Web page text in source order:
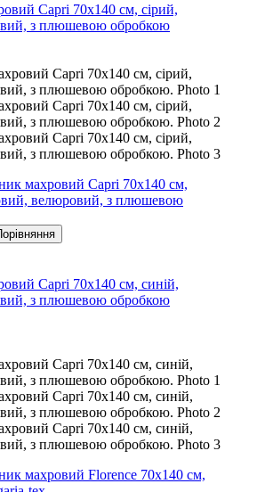
Capri 70x140 см, сірий,
з плюшевою обробкою
Capri 70x140 см, синій,
з плюшевою обробкою